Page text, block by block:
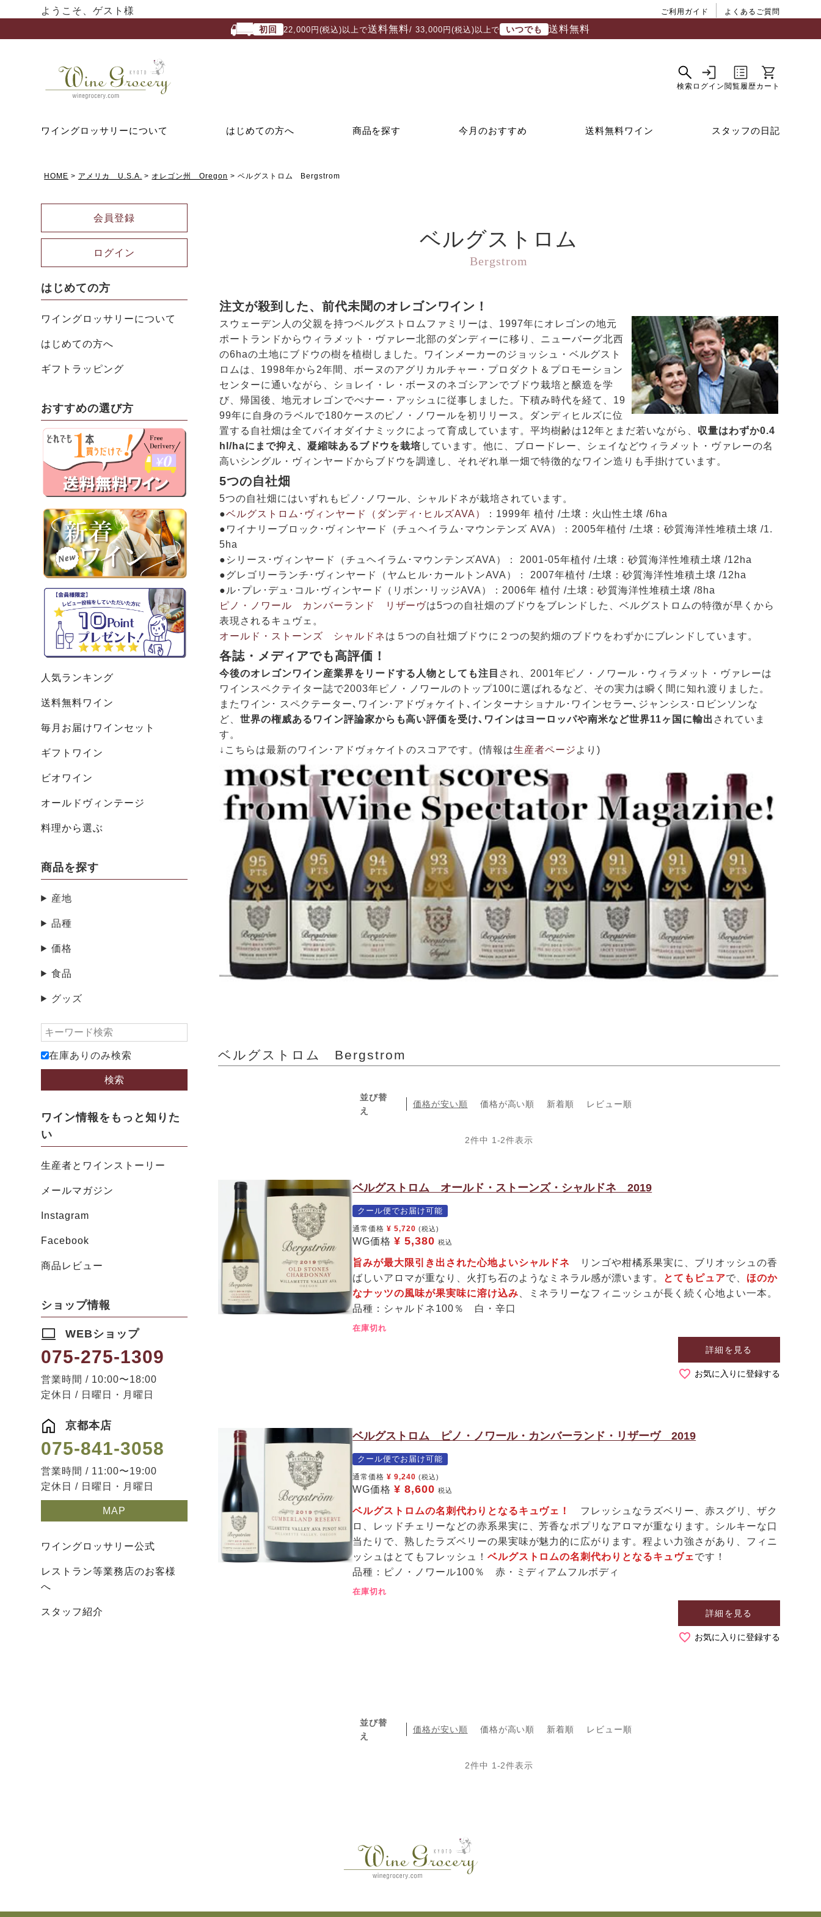
ようこそ、ゲスト様 ご利用ガイド よくあるご質問
初回 22,000円(税込)以上で送料無料/ 33,000円(税込)以上で いつでも 送料無料
ワイングロッサリーについて はじめての方へ 商品を探す 今月のおすすめ 送料無料ワイン スタッフの日記
HOME アメリカ U.S.A. オレゴン州 Oregon ベルグストロム Bergstrom
会員登録
ログイン
はじめての方
ワイングロッサリーについて
はじめての方へ
ギフトラッピング
おすすめの選び方
人気ランキング
送料無料ワイン
毎月お届けワインセット
ギフトワイン
ビオワイン
オールドヴィンテージ
料理から選ぶ
商品を探す
産地
品種
価格
食品
グッズ
在庫ありのみ検索
検索
ワイン情報をもっと知りた
い
生産者とワインストーリー
メールマガジン
Instagram
Facebook
商品レビュー
ショップ情報
WEBショップ
075-275-1309
営業時間 / 10:00〜18:00
定休日 / 日曜日・月曜日
京都本店
075-841-3058
営業時間 / 11:00〜19:00
定休日 / 日曜日・月曜日
MAP
ワイングロッサリー公式
レストラン等業務店のお客様
へ
スタッフ紹介
ベルグストロム
Bergstrom
注文が殺到した、前代未聞のオレゴンワイン！
スウェーデン人の父親を持つベルグストロムファミリーは、1997年にオレゴンの地元
ポートランドからウィラメット・ヴァレー北部のダンディーに移り、ニューバーグ北西
の6haの土地にブドウの樹を植樹しました。ワインメーカーのジョッシュ・ベルグスト
ロムは、1998年から2年間、ボーヌのアグリカルチャー・プロダクト＆プロモーション
センターに通いながら、ショレイ・レ・ボーヌのネゴシアンでブドウ栽培と醸造を学
び、帰国後、地元オレゴンでぺナー・アッシュに従事しました。下積み時代を経て、19
99年に自身のラベルで180ケースのピノ・ノワールを初リリース。ダンディヒルズに位
置する自社畑は全てバイオダイナミックによって育成しています。平均樹齢は12年とまだ若いながら、 収量はわずか0.4
hl/haにまで抑え、凝縮味あるブドウを栽培しています。他に、ブロードレー、シェイなどウィラメット・ヴァレーの名
高いシングル・ヴィンヤードからブドウを調達し、それぞれ単一畑で特徴的なワイン造りも手掛けています。
5つの自社畑
5つの自社畑にはいずれもピノ･ノワール、シャルドネが栽培されています。
●ベルグストロム･ヴィンヤード（ダンディ･ヒルズAVA）
：1999年 植付 /土壌：火山性土壌 /6ha
●ワイナリーブロック･ヴィンヤード（チュヘイラム･マウンテンズ AVA）：2005年植付 /土壌：砂質海洋性堆積土壌 /1.
5ha
●シリース･ヴィンヤード（チュヘイラム･マウンテンズAVA）： 2001-05年植付 /土壌：砂質海洋性堆積土壌 /12ha
●グレゴリーランチ･ヴィンヤード（ヤムヒル･カールトンAVA）： 2007年植付 /土壌：砂質海洋性堆積土壌 /12ha
●ル･プレ･デュ･コル･ヴィンヤード（リボン･リッジAVA）：2006年 植付 /土壌：砂質海洋性堆積土壌 /8ha
ピノ・ノワール カンバーランド リザーヴは5つの自社畑のブドウをブレンドした、ベルグストロムの特徴が早くから
表現されるキュヴェ。
オールド・ストーンズ シャルドネは５つの自社畑ブドウに２つの契約畑のブドウをわずかにブレンドしています。
各誌・メディアでも高評価！
今後のオレゴンワイン産業界をリードする人物としても注目 され、2001年ピノ・ノワール・ウィラメット・ヴァレーは
ワインスペクテイター誌で2003年ピノ・ノワールのトップ100に選ばれるなど、その実力は瞬く間に知れ渡りました。
またワイン･ スペクテーター､ワイン･アドヴォケイト､インターナショナル･ワインセラー､ジャンシス･ロビンソンな
ど、世界の権威あるワイン評論家からも高い評価を受け､ワインはヨーロッパや南米など世界11ヶ国に輸出 されていま
す。
↓こちらは最新のワイン･アドヴォケイトのスコアです。(情報は生産者ページ より)
ベルグストロム Bergstrom
並び替
え
価格が安い順 価格が高い順 新着順 レビュー順
2件中 1 -2件表示
ベルグストロム オールド・ストーンズ・シャルドネ 2019
クール便でお届け可能
通常価格 ¥ 5,720 (税込)
WG価格 ¥ 5,380 税込
旨みが最大限引き出された心地よいシャルドネ
リンゴや柑橘系果実に、ブリオッシュの香
ばしいアロマが重なり、火打ち石のようなミネラル感が漂います。
とてもピュアで、 ほのか
なナッツの風味が果実味に溶け込み 、ミネラリーなフィニッシュが長く続く心地よい一本。
品種：シャルドネ100％ 白・辛口
在庫切れ
詳細を見る
お気に入りに登録する
ベルグストロム ピノ・ノワール・カンバーランド・リザーヴ 2019
クール便でお届け可能
通常価格 ¥ 9,240 (税込)
WG価格 ¥ 8,600 税込
ベルグストロムの名刺代わりとなるキュヴェ！
フレッシュなラズベリー、赤スグリ、ザク
ロ、レッドチェリーなどの赤系果実に、芳香なポプリなアロマが重なります。シルキーな口
当たりで、熟したラズベリーの果実味が魅力的に広がります。程よい力強さがあり、フィニ
ッシュはとてもフレッシュ！ ベルグストロムの名刺代わりとなるキュヴェです！
品種：ピノ・ノワール100％ 赤・ミディアムフルボディ
在庫切れ
詳細を見る
お気に入りに登録する
並び替
え
価格が安い順 価格が高い順 新着順 レビュー順
2件中 1 -2件表示